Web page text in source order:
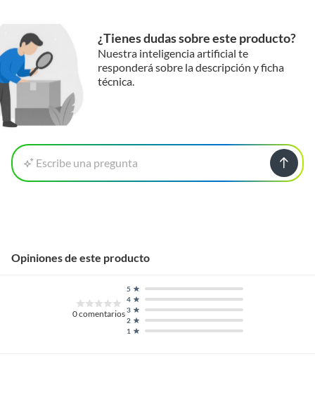
¿Tienes dudas sobre este producto?
Nuestra inteligencia artificial te
responderá sobre la descripción y ficha
técnica.
Escribe una pregunta
Opiniones de este producto
0comentarios
1
2
3
4
5